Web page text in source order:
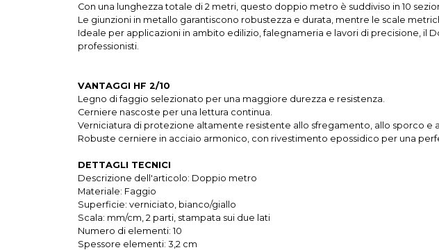
Con una lunghezza totale di 2 metri, questo doppio metro è suddiviso in 10
Le giunzioni in metallo garantiscono robustezza e durata, mentre le scale
Ideale per applicazioni in ambito edilizio, falegnameria e lavori di precisione, il
professionisti.
VANTAGGI HF 2/10
Legno di faggio selezionato per una maggiore durezza e resistenza.
Cerniere nascoste per una lettura continua.
Verniciatura di protezione altamente resistente allo sfregamento, allo sporco e
Robuste cerniere in acciaio armonico, con rivestimento epossidico per una
DETTAGLI TECNICI
Descrizione dell'articolo: Doppio metro
Materiale: Faggio
Superficie: verniciato, bianco/giallo
Scala: mm/cm, 2 parti, stampata sui due lati
Numero di elementi: 10
Spessore elementi: 3,2 cm